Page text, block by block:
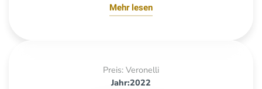
Mehr lesen
Preis: Veronelli
Jahr:2022